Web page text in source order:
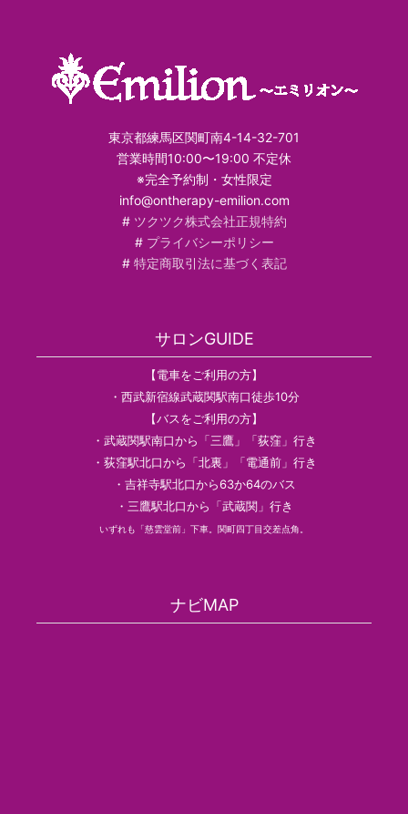
東京都練馬区関町南4-14-32-701
営業時間10:00〜19:00 不定休
※完全予約制・女性限定
info@ontherapy-emilion.com
# ツクツク株式会社正規特約
# プライバシーポリシー
# 特定商取引法に基づく表記
サロンGUIDE
【電車をご利用の方】
・西武新宿線武蔵関駅南口徒歩10分
【バスをご利用の方】
・武蔵関駅南口から「三鷹」「荻窪」行き
・荻窪駅北口から「北裏」「電通前」行き
・吉祥寺駅北口から63か64のバス
・三鷹駅北口から「武蔵関」行き
いずれも「慈雲堂前」下車。関町四丁目交差点角。
ナビMAP